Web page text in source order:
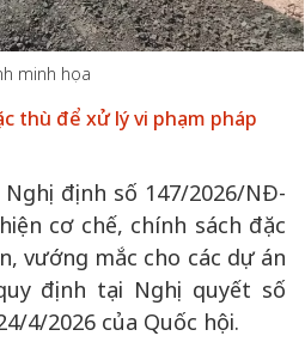
minh họa
thù để xử lý vi phạm pháp
định số 147/2026/NĐ-
cơ chế, chính sách đặc
vướng mắc cho các dự án
định tại Nghị quyết số
4/2026 của Quốc hội.